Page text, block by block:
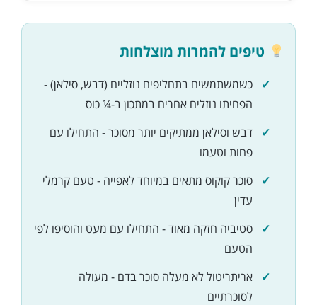
טיפים להמרות מוצלחות
כשמשתמשים בתחליפים נוזליים (דבש, סילאן) -
הפחיתו נוזלים אחרים במתכון ב-¼ כוס
דבש וסילאן ממתיקים יותר מסוכר - התחילו עם
פחות וטעמו
סוכר קוקוס מתאים במיוחד לאפייה - טעם קרמלי
עדין
סטיביה חזקה מאוד - התחילו עם מעט והוסיפו לפי
הטעם
אריתריטול לא מעלה סוכר בדם - מעולה
לסוכרתיים